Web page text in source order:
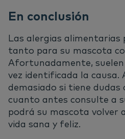
En conclusión
Las alergias alimentarias
tanto para su mascota
Afortunadamente, suelen
vez identificada la causa.
demasiado si tiene
cuanto antes consulte a
podrá su mascota volver
vida sana y feliz.